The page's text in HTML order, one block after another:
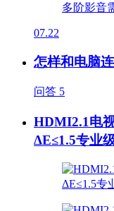
07.22
怎样和电脑
问答 5
HDMI2.1电
ΔE≤1.5专业